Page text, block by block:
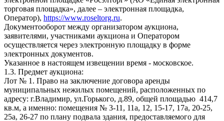
торговая площадка», далее – электронная площадка,
Оператор), https://www.roseltorg.ru.
Документооборот между организатором аукциона,
заявителями, участниками аукциона и Оператором
осуществляется через электронную площадку в форме
электронных документов.
Указанное в настоящем извещении время - московское.
1.3. Предмет аукциона:
Лот № 1. Право на заключение договора аренды
муниципальных нежилых помещений, расположенных по
адресу: г.Владимир, ул.Горького, д.89, общей площадью 414,7
кв.м, а именно: помещения № 3-11, 11а, 12, 15-17, 17а, 20-25,
25а, 26-27 по плану подвала здания, предоставляемого для